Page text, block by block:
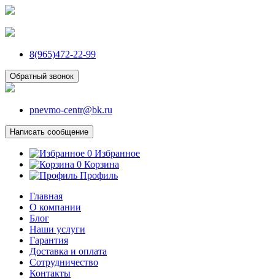
8(965)472-22-99
Обратный звонок
pnevmo-centr@bk.ru
Написать сообщение
0 Избранное
0 Корзина
Профиль
Главная
О компании
Блог
Наши услуги
Гарантия
Доставка и оплата
Сотрудничество
Контакты